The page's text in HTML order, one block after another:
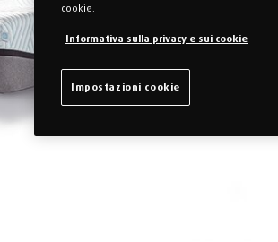
cookie.
Informativa sulla privacy e sui cookie
Impostazioni cookie